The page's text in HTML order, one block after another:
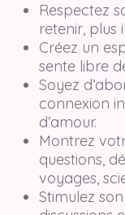
Respectez
retenir, plus
Créez un
sente libre
Soyez
connexion
d’amour.
Montrez
questions,
voyages,
Stimulez